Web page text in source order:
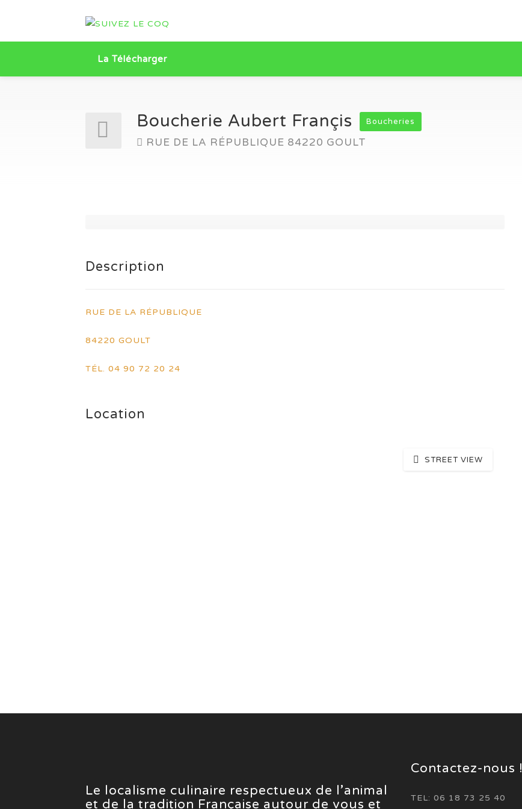
La Télécharger
Boucherie Aubert Françis Boucheries
RUE DE LA RÉPUBLIQUE 84220 GOULT
Description
RUE DE LA RÉPUBLIQUE
84220 GOULT
TÉL. 04 90 72 20 24
Location
STREET VIEW
Le localisme culinaire respectueux de l’animal
et de la tradition Française autour de vous et
Contactez-nous !
TEL: 06 18 73 25 40